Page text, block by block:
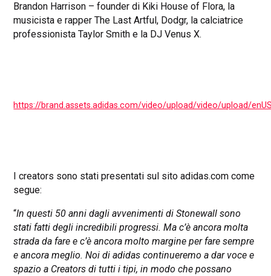
Brandon Harrison – founder di Kiki House of Flora, la
musicista e rapper The Last Artful, Dodgr, la calciatrice
professionista Taylor Smith e la DJ Venus X.
https://brand.assets.adidas.com/video/upload/video/upload/
I creators sono stati presentati sul sito adidas.com come
segue:
“In questi 50 anni dagli avvenimenti di Stonewall sono
stati fatti degli incredibili progressi. Ma c’è ancora molta
strada da fare e c’è ancora molto margine per fare sempre
e ancora meglio. Noi di adidas continueremo a dar voce e
spazio a Creators di tutti i tipi, in modo che possano